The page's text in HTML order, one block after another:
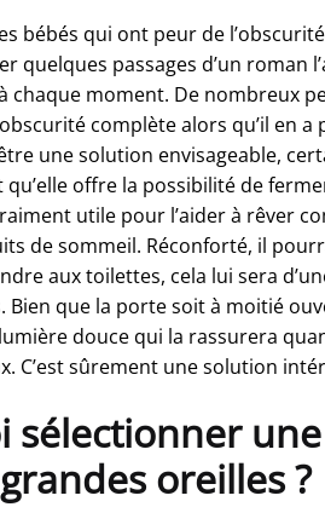
bébés qui ont peur de
quelques passages d’un
chaque moment. De nombreux
complète alors qu’il en
une solution envisageable,
qu’elle offre la possibilité de
utile pour l’aider à rêver
de sommeil. Réconforté, il
aux toilettes, cela lui sera
Bien que la porte soit à moitié
douce qui la rassurera
C’est sûrement une solution
sélectionner
oreilles ?